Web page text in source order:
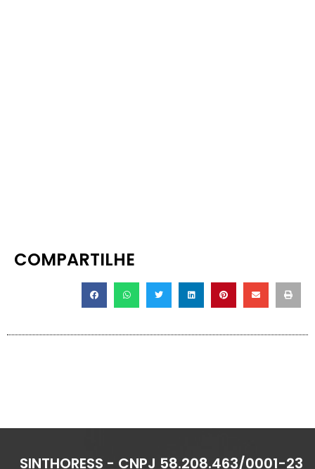
COMPARTILHE
SINTHORESS - CNPJ 58.208.463/0001-23